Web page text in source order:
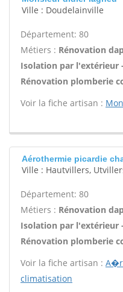
Ville : Doudelainville
Département: 80
Métiers : Rénovation
Isolation par l'extérieur
Rénovation plomberie
Voir la fiche artisan :
Aérothermie picardie
Ville : Hautvillers,
Département: 80
Métiers : Rénovation
Isolation par l'extérieur
Rénovation plomberie
Voir la fiche artisan :
climatisation